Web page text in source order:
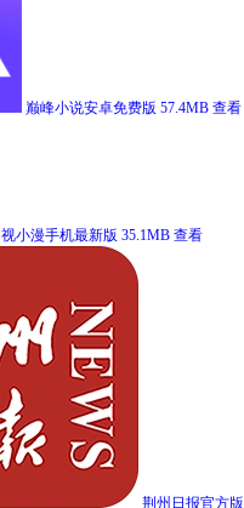
巅峰小说安卓免费版 57.4MB 查看
视小漫手机最新版 35.1MB 查看
荆州日报官方版